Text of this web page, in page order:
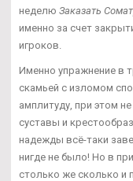
неделю Заказать
именно за счет
игроков.
Именно упражнение в
скамьей с изломом
амплитуду, при этом
суставы и
надежды всё-таки
нигде не было! Но в
столько же сколько и